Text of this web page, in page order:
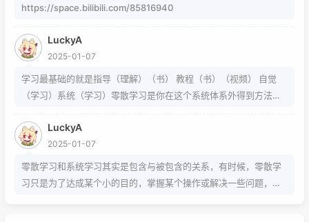
https://space.bilibili.com/85816940
LuckyA
2025-01-07
学习最基础的就是指导（理解）（书） 教程（书）（视频） 自觉
（学习）系统（学习）零散学习是你在这个系统体系外得到方法的
LuckyA
2025-01-07
零散学习和系统学习其实是包含与被包含的关系，有时候，零散学
习只是为了达成某个小的目的，掌握某个操作或解决一些问题，而